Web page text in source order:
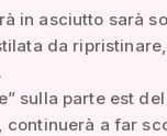
in asciutto sarà
da
sulla parte est
continuerà a far